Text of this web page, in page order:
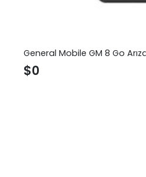
General Mobile GM 8 Go
$0